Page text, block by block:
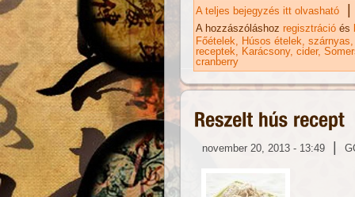
A teljes bejegyzés itt olvasható |
A hozzászóláshoz regisztráció és
Főételek
Húsos ételek szárnyas
receptek
Karácsony cider
cranberry
november 20, 2013 - 13:49 |